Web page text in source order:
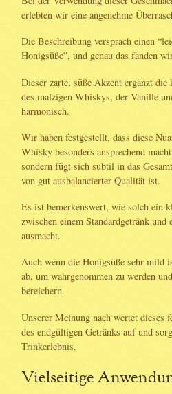
erlebten wir eine angenehme
Die Beschreibung versprach einen
Honigsüße”, und genau das fanden
Dieser zarte, süße Akzent ergänzt die
des malzigen Whiskys, der Vanille
harmonisch.
Wir haben festgestellt, dass diese
Whisky besonders ansprechend
sondern fügt sich subtil in das
von gut ausbalancierter Qualität ist.
Es ist bemerkenswert, wie solch ein
zwischen einem Standardgetränk
ausmacht.
Auch wenn die Honigsüße sehr mild
ab, um wahrgenommen zu werden
bereichern.
Unserer Meinung nach wertet dieses
des endgültigen Getränks auf und
Trinkerlebnis.
Vielseitige